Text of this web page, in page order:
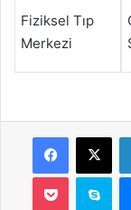
Fiziksel Tıp
Merkezi
Facebook
X
Pocket